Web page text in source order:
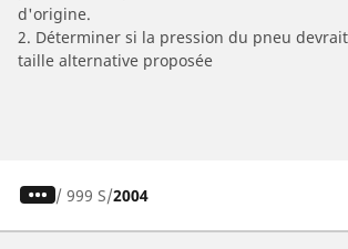
d'origine.
2. Déterminer si la pression du pneu
taille alternative proposée
/ 999 S 2004